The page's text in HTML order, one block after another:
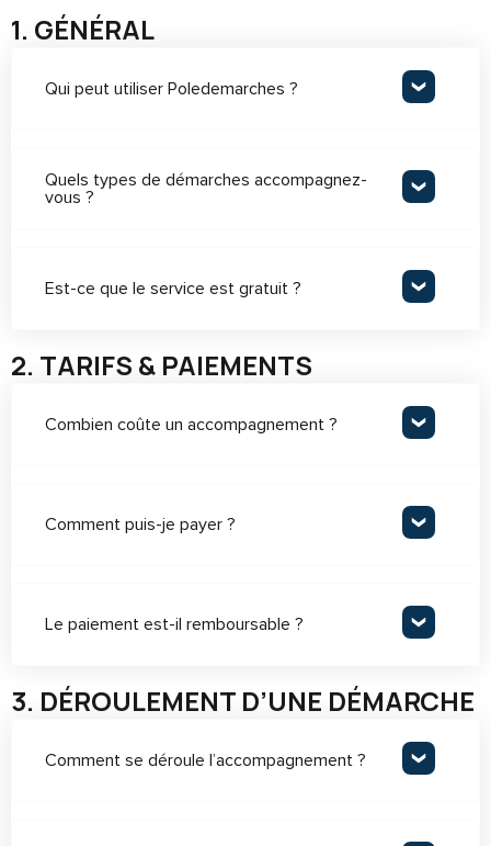
1. GÉNÉRAL
Qui peut utiliser Poledemarches ?
Quels types de démarches accompagnez-
vous ?
Est-ce que le service est gratuit ?
2. TARIFS & PAIEMENTS
Combien coûte un accompagnement ?
Comment puis-je payer ?
Le paiement est-il remboursable ?
3. DÉROULEMENT D’UNE DÉMARCHE
Comment se déroule l’accompagnement ?